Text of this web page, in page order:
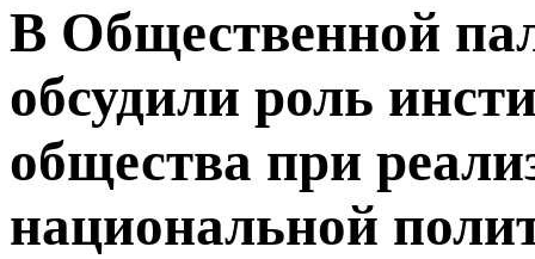
В Общественной
обсудили роль
общества при
национальной